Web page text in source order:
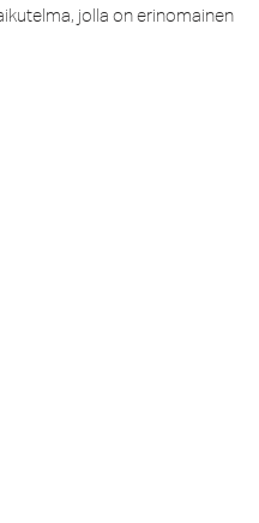
jolla on erinomainen